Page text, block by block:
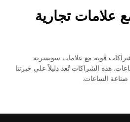
علامات تجارية
شراكات قوية مع علامات سويسرية
هذه الشراكات تُعد دليلاً على خبرتنا
صناعة الساعات.